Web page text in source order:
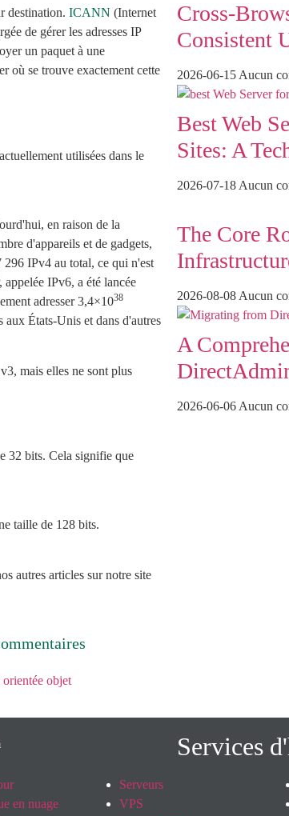
destination. ICANN (Internet
de gérer les adresses IP
un paquet à une
où se trouve exactement cette
utilisées dans le
en raison de la
d'appareils et de gadgets,
IPv4 au total, ce qui n'est
IPv6, a été lancée
adresser 3,4×1038
aux États-Unis et dans d'autres
mais elles ne sont plus
32 bits. Cela signifie que
taille de 128 bits.
autres articles sur notre site
Cross-
Consistent
2026-06-15 Aucun
Best Web
Sites: A
2026-07-18 Aucun
The Core
2026-08-08 Aucun
A
2026-06-06 Aucun
objet
Services
en nuage
Serveurs
VPS